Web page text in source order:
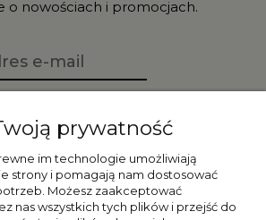
o nowościach i promocjach.
prywatność
im technologie umożliwiają
strony i pomagają nam dostosować
Możesz zaakceptować
nas wszystkich tych plików i przejść do